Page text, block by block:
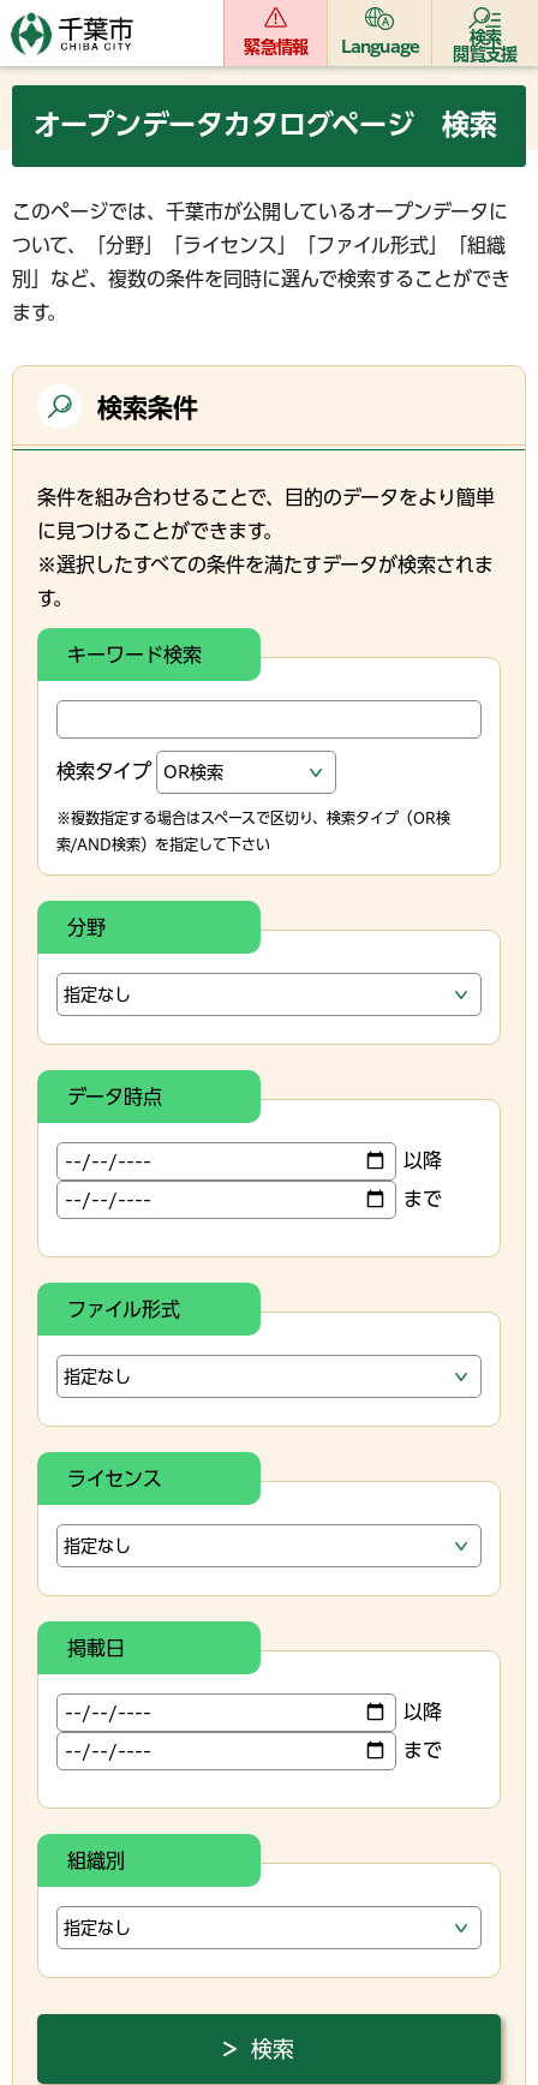
緊急情報 Language
検索
閲覧支援
オープンデータカタログページ 検索
このページでは、千葉市が公開しているオープンデータに
ついて、「分野」「ライセンス」「ファイル形式」「組織
別」など、複数の条件を同時に選んで検索することができ
ます。
検索条件
条件を組み合わせることで、目的のデータをより簡単
に見つけることができます。
※選択したすべての条件を満たすデータが検索されま
す。
キーワード検索
検索タイプ
※複数指定する場合はスペースで区切り、検索タイプ（OR検
索/AND検索）を指定して下さい
分野
データ時点
以降
まで
ファイル形式
ライセンス
掲載日
以降
まで
組織別